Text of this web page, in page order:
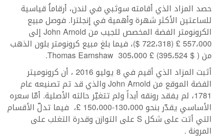
حصد المزاد الذي أقامته سوثبي في لندن، أرقاماُ قياسية
للساعتين الأكثر شهرة وأهمية في إنجلترا. فوصل مبيع
الكرونومتر الفضة المخصص للجيب من John Arnold إلى
557،000 £ (722،318 $)، فيما بلغ مبيع كرونومتر بلون الذهب
من Thomas Earnshaw 305،000 £ (395،524 $ ).
أثبت المزاد الذي أقيم في 8 يوليو 2016 ، أن كرونوميتر
الفضة الموقع من John Arnold والذي قد تم تصنيعه عام
1781، لم يفقد رونقه أبداً ولم تتغيّر حالته الأصلية. أمّا سعره
الأساسي يقدّر بنحو 130،000-150،000 £، فيما تدلّ الأقسام
التي أتت على شكل S على التوازن وقدرة التغلب على
المرونة .